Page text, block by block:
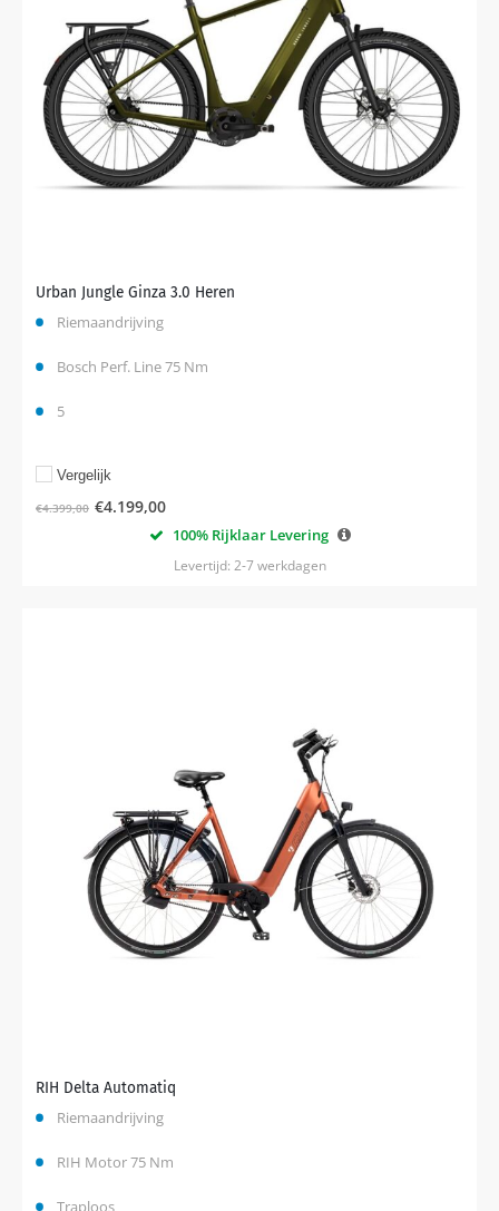
Urban Jungle Ginza 3.0 Heren
100% Rijklaar Levering
Levertijd: 2-7 werkdagen
Riemaandrijving
Bosch Perf. Line 75 Nm
5
€4.399,00 €4.199,00
Vergelijk
RIH Delta Automatiq
Riemaandrijving
RIH Motor 75 Nm
Traploos